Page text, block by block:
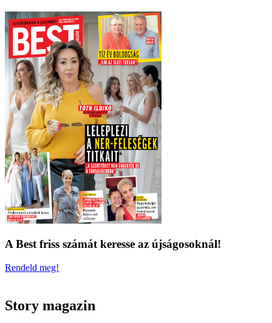
A Best friss számát keresse az újságosoknál!
Rendeld meg!
Story magazin